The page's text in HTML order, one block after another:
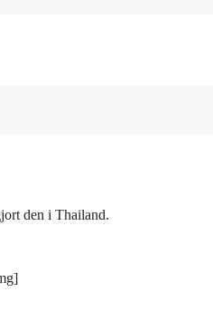
den i Thailand.